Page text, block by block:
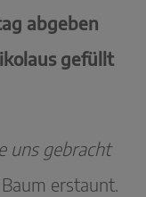
abgeben
gefüllt
uns gebracht
erstaunt.